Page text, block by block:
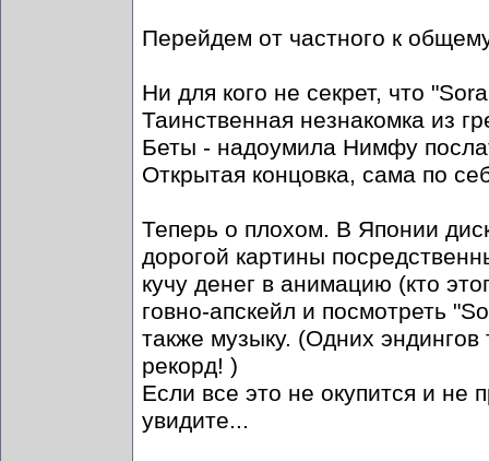
Перейдем от частного к
Ни для кого не секрет, что
Таинственная незнакомка из
Беты - надоумила Нимфу
Открытая концовка, сама по
Теперь о плохом. В Японии
дорогой картины
кучу денег в анимацию (кто
говно-апскейл и посмотреть
также музыку. (Одних
рекорд! )
Если все это не окупится и
увидите...